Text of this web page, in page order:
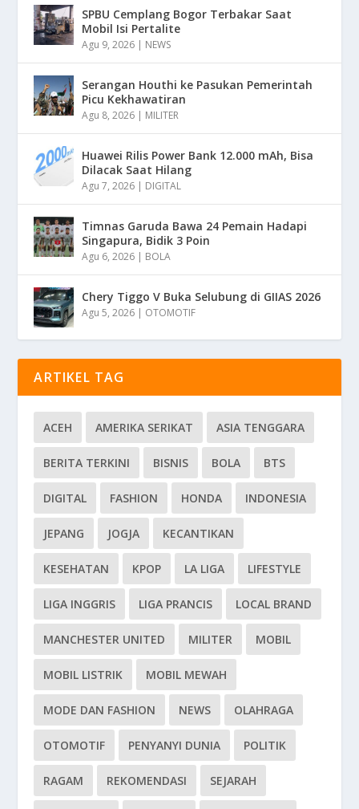
SPBU Cemplang Bogor Terbakar Saat
Mobil Isi Pertalite
Agu 9, 2026 | NEWS
Serangan Houthi ke Pasukan Pemerintah
Picu Kekhawatiran
Agu 8, 2026 | MILITER
Huawei Rilis Power Bank 12.000 mAh, Bisa
Dilacak Saat Hilang
Agu 7, 2026 | DIGITAL
Timnas Garuda Bawa 24 Pemain Hadapi
Singapura, Bidik 3 Poin
Agu 6, 2026 | BOLA
Chery Tiggo V Buka Selubung di GIIAS 2026
Agu 5, 2026 | OTOMOTIF
ARTIKEL TAG
ACEH AMERIKA SERIKAT ASIA TENGGARA
BERITA TERKINI BISNIS BOLA BTS
DIGITAL FASHION HONDA INDONESIA
JEPANG JOGJA KECANTIKAN
KESEHATAN KPOP LA LIGA LIFESTYLE
LIGA INGGRIS LIGA PRANCIS LOCAL BRAND
MANCHESTER UNITED MILITER MOBIL
MOBIL LISTRIK MOBIL MEWAH
MODE DAN FASHION NEWS OLAHRAGA
OTOMOTIF PENYANYI DUNIA POLITIK
RAGAM REKOMENDASI SEJARAH